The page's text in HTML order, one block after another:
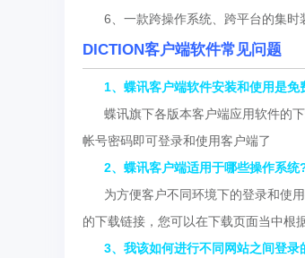
6、一款跨操作系统、跨平台的集时
DICTION客户端软件常见问题
1、蝶讯客户端软件安装和使用是免
蝶讯旗下各版本客户端应用软件的下
帐号密码即可登录和使用客户端了
2、蝶讯客户端适用于哪些操作系统
为方便客户不同环境下的登录和使用
的下载链接，您可以在下载页面当中根
3、我该如何进行不同网站之间登录